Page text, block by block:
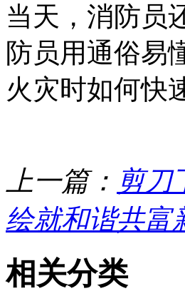
当天，消防员
防员用通俗易
火灾时如何快
上一篇： 剪刀
绘就和谐共富
相关分类